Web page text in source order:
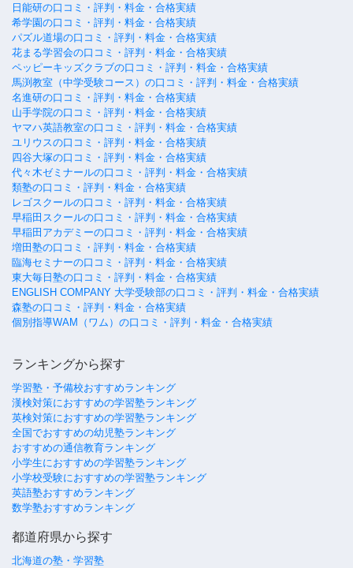
日能研の口コミ・評判・料金・合格実績
希学園の口コミ・評判・料金・合格実績
パズル道場の口コミ・評判・料金・合格実績
花まる学習会の口コミ・評判・料金・合格実績
ペッピーキッズクラブの口コミ・評判・料金・合格実績
馬渕教室（中学受験コース）の口コミ・評判・料金・合格実績
名進研の口コミ・評判・料金・合格実績
山手学院の口コミ・評判・料金・合格実績
ヤマハ英語教室の口コミ・評判・料金・合格実績
ユリウスの口コミ・評判・料金・合格実績
四谷大塚の口コミ・評判・料金・合格実績
代々木ゼミナールの口コミ・評判・料金・合格実績
類塾の口コミ・評判・料金・合格実績
レゴスクールの口コミ・評判・料金・合格実績
早稲田スクールの口コミ・評判・料金・合格実績
早稲田アカデミーの口コミ・評判・料金・合格実績
増田塾の口コミ・評判・料金・合格実績
臨海セミナーの口コミ・評判・料金・合格実績
東大毎日塾の口コミ・評判・料金・合格実績
ENGLISH COMPANY 大学受験部の口コミ・評判・料金・合格実績
森塾の口コミ・評判・料金・合格実績
個別指導WAM（ワム）の口コミ・評判・料金・合格実績
ランキングから探す
学習塾・予備校おすすめランキング
漢検対策におすすめの学習塾ランキング
英検対策におすすめの学習塾ランキング
全国でおすすめの幼児塾ランキング
おすすめの通信教育ランキング
小学生におすすめの学習塾ランキング
小学校受験におすすめの学習塾ランキング
英語塾おすすめランキング
数学塾おすすめランキング
都道府県から探す
北海道の塾・学習塾